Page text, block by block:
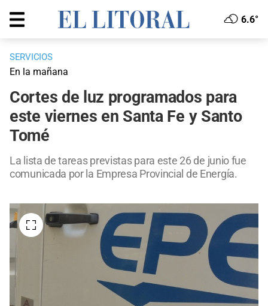
6.6°
SERVICIOS
En la mañana
Cortes de luz programados para
este viernes en Santa Fe y Santo
Tomé
La lista de tareas previstas para este 26 de junio fue
comunicada por la Empresa Provincial de Energía.